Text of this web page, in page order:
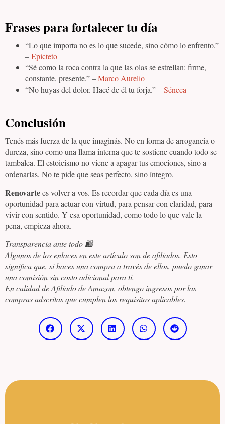
Frases para fortalecer tu día
“Lo que importa no es lo que sucede, sino cómo lo enfrento.”
–Epicteto
“Sé como la roca contra la que las olas se estrellan: firme,
constante, presente.” –Marco Aurelio
“No huyas del dolor. Hacé de él tu forja.” –Séneca
Conclusión
Tenés más fuerza de la que imaginás. No en forma de arrogancia o
dureza, sino como una llama interna que te sostiene cuando todo se
tambalea. El estoicismo no viene a apagar tus emociones, sino a
ordenarlas. No te pide que seas perfecto, sino íntegro.
Renovartees volver a vos. Es recordar que cada día es una
oportunidad para actuar con virtud, para pensar con claridad, para
vivir con sentido. Y esa oportunidad, como todo lo que vale la
pena, empieza ahora.
Transparencia ante todo 🛍️
Algunos de los enlaces en este artículo son de afiliados. Esto
significa que, si haces una compra a través de ellos, puedo ganar
una comisión sin costo adicional para ti.
En calidad de Afiliado de Amazon, obtengo ingresos por las
compras adscritas que cumplen los requisitos aplicables.